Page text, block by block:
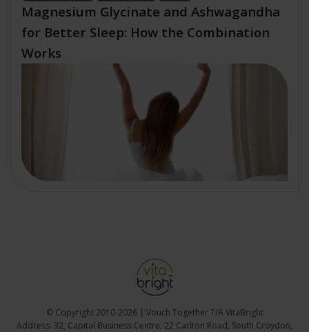
Magnesium Glycinate and Ashwagandha
for Better Sleep: How the Combination
Works
© Copyright2010-2026 | Vouch Together T/A VitaBright
Address: 32, Capital Business Centre, 22 Carlton Road, South Croydon,